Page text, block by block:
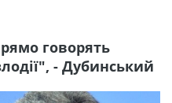
говорять
- Дубинський